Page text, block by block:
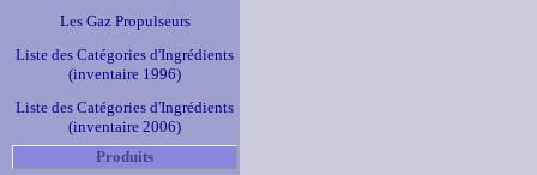
Les Gaz Propulseurs
Liste des Catégories d'Ingrédients
(inventaire 1996)
Liste des Catégories d'Ingrédients
(inventaire 2006)
Produits